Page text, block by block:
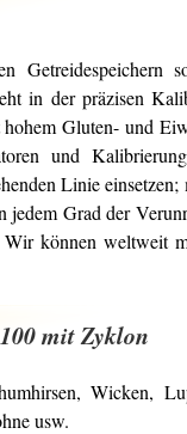
Getreidespeichern
in der präzisen
Gluten- und
und
Linie
Grad der
können weltweit
mit Zyklon
Wicken,
usw.